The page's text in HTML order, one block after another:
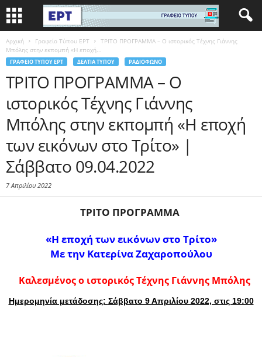
Αρχική Γραφείο Τύπου ΕΡΤ
ΤΡΙΤΟ ΠΡΟΓΡΑΜΜΑ – Ο ιστορικός Τέχνης Γιάννης
Μπόλης στην εκπομπή «Η εποχή...
ΓΡΑΦΕΊΟ ΤΎΠΟΥ ΕΡΤ ΔΕΛΤΊΑ ΤΎΠΟΥ ΡΑΔΙΌΦΩΝΟ
ΤΡΙΤΟ ΠΡΟΓΡΑΜΜΑ – Ο
ιστορικός Τέχνης Γιάννης
Μπόλης στην εκπομπή «Η εποχή
των εικόνων στο Τρίτο» |
Σάββατο 09.04.2022
7 Απριλίου 2022
ΤΡΙΤΟ ΠΡΟΓΡΑΜΜΑ
«Η εποχή των εικόνων στο Τρίτο»
Με την Κατερίνα Ζαχαροπούλου
Καλεσμένος ο ιστορικός Τέχνης Γιάννης Μπόλης
Ημερομηνία μετάδοσης: Σάββατο 9 Απριλίου 2022, στις 19:00